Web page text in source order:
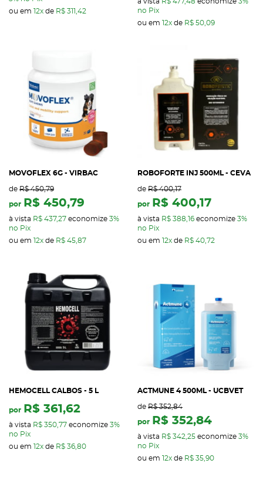
ou em 12x de R$ 311,42
no Pix
ou em 12x de R$ 50,09
MOVOFLEX 6G - VIRBAC
de R$ 450,79
por R$ 450,79
à vista R$ 437,27 economize 3%
no Pix
ou em 12x de R$ 45,87
ROBOFORTE INJ 500ML - CEVA
de R$ 400,17
por R$ 400,17
à vista R$ 388,16 economize 3%
no Pix
ou em 12x de R$ 40,72
HEMOCELL CALBOS - 5 L
por R$ 361,62
à vista R$ 350,77 economize 3%
no Pix
ou em 12x de R$ 36,80
ACTMUNE 4 500ML - UCBVET
de R$ 352,84
por R$ 352,84
à vista R$ 342,25 economize 3%
no Pix
ou em 12x de R$ 35,90